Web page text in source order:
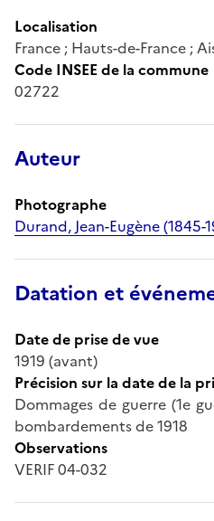
Localisation
France ; Hauts-de-France ;
Code INSEE de la commune
02722
Auteur
Photographe
Durand, Jean-Eugène (1845-
Datation et
Date de prise de vue
1919 (avant)
Précision sur la date de la
Dommages de guerre (1e
bombardements de 1918
Observations
VERIF 04-032